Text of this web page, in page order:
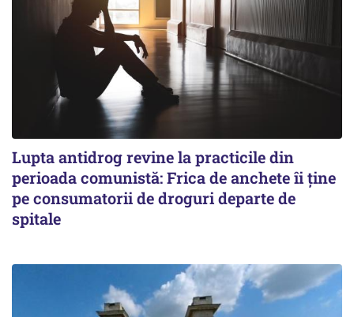
Lupta antidrog revine la practicile din
perioada comunistă: Frica de anchete îi ține
pe consumatorii de droguri departe de
spitale